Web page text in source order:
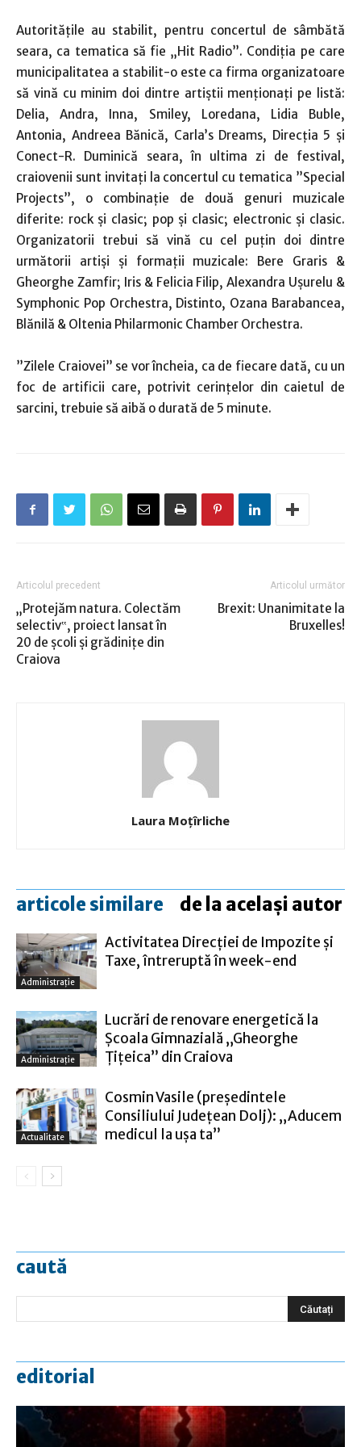
Autorităţile au stabilit, pentru concertul de sâmbătă
seara, ca tematica să fie „Hit Radio”. Condiţia pe care
municipalitatea a stabilit-o este ca firma organizatoare
să vină cu minim doi dintre artiştii menţionaţi pe listă:
Delia, Andra, Inna, Smiley, Loredana, Lidia Buble,
Antonia, Andreea Bănică, Carla’s Dreams, Direcţia 5 şi
Conect-R. Duminică seara, în ultima zi de festival,
craiovenii sunt invitaţi la concertul cu tematica ”Special
Projects”, o combinaţie de două genuri muzicale
diferite: rock şi clasic; pop şi clasic; electronic şi clasic.
Organizatorii trebui să vină cu cel puţin doi dintre
următorii artişi şi formaţii muzicale: Bere Graris &
Gheorghe Zamfir; Iris & Felicia Filip, Alexandra Uşurelu &
Symphonic Pop Orchestra, Distinto, Ozana Barabancea,
Blănilă & Oltenia Philarmonic Chamber Orchestra.
”Zilele Craiovei” se vor încheia, ca de fiecare dată, cu un
foc de artificii care, potrivit cerinţelor din caietul de
sarcini, trebuie să aibă o durată de 5 minute.
Articolul precedent
„Protejăm natura. Colectăm
selectiv‟, proiect lansat în
20 de şcoli şi grădiniţe din
Craiova
Articolul următor
Brexit: Unanimitate la
Bruxelles!
Laura Moţîrliche
articole similare de la același autor
Administraţie
Activitatea Direcției de Impozite și
Taxe, întreruptă în week-end
Administraţie
Lucrări de renovare energetică la
Şcoala Gimnazială „Gheorghe
Ţiţeica” din Craiova
Actualitate
Cosmin Vasile (preşedintele
Consiliului Judeţean Dolj): „Aducem
medicul la uşa ta”
caută
editorial